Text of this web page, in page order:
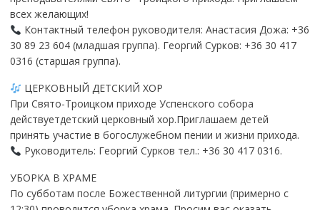
всех желающих!
Контактный телефон руководителя: Анастасия Дожа: +36
30 89 23 604 (младшая группа). Георгий Сурков: +36 30 417
0316 (старшая группа).
ЦЕРКОВНЫЙ ДЕТСКИЙ ХОР
При Свято-Троицком приходе Успенского собора
действуетдетский церковный хор.Приглашаем детей
принять участие в богослужебном пении и жизни прихода.
Руководитель: Георгий Сурков тел.: +36 30 417 0316.
УБОРКА В ХРАМЕ
По субботам после Божественной литургии (примерно с